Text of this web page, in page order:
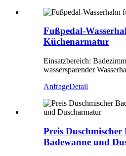
Fußpedal-
Küchenarmatur
Einsatzbereich:
wassersparender
AnfrageDetail
Preis Duschmischer
Badewanne und